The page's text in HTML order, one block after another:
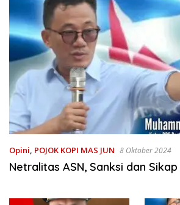
Opini, POJOK KOPI MAS JUN 8 Oktober 2024
Netralitas ASN, Sanksi dan